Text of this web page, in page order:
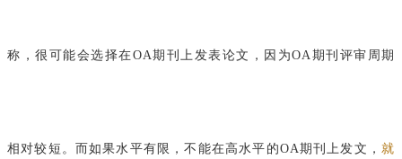
称，很可能会选择在OA期刊上发表论文，因为OA期刊评审周期
相对较短。而如果水平有限，不能在高水平的OA期刊上发文， 就